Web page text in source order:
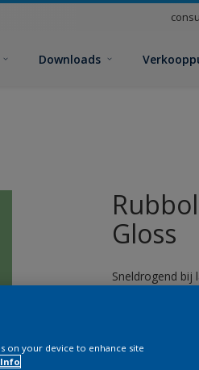
Downloads
Gloss
Sneldrogend bij
on your device to enhance site
Info